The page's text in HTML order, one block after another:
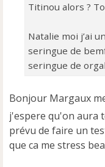
Titinou alors ?
Natalie moi j’ai
seringue de
seringue de
Bonjour Margaux
j'espere qu'on aura
prévu de faire un
que ca me stress